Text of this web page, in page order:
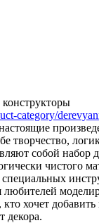
конструкторы
category/
творчество,
собой набор
чистого
специальных
хочет добавить
декора.